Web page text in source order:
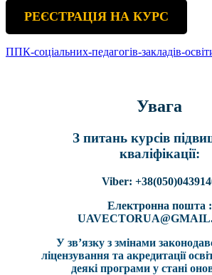
РЕЄСТРАЦІЯ НА КУРС
ППК-соціальних-педагогів-закладів-
Увага
З питань курсів
кваліфікації:
Viber:
Електронна пошта :
У зв’язку з змінами
ліцензування та акредитації
деякі програми у стані